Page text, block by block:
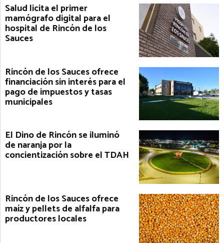
Salud licita el primer
mamógrafo digital para el
hospital de Rincón de los
Sauces
Rincón de los Sauces ofrece
financiación sin interés para el
pago de impuestos y tasas
municipales
El Dino de Rincón se iluminó
de naranja por la
concientización sobre el TDAH
Rincón de los Sauces ofrece
maíz y pellets de alfalfa para
productores locales